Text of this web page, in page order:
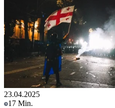
23.04.2025
17 Min.